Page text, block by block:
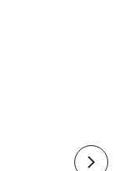
arrow_forward_ios